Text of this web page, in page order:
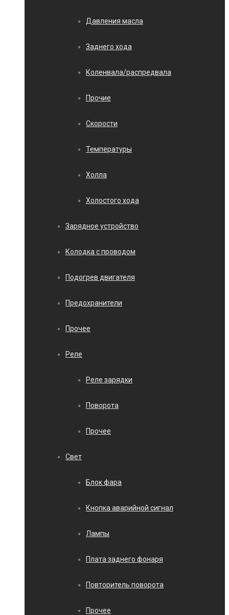
Давления масла
Заднего хода
Коленвала/распредвала
Прочие
Скорости
Температуры
Холла
Холостого хода
Зарядное устройство
Колодка с проводом
Подогрев двигателя
Предохранители
Прочее
Реле
Реле зарядки
Поворота
Прочее
Свет
Блок фара
Кнопка аварийной сигнал
Лампы
Плата заднего фонаря
Повторитель поворота
Прочее